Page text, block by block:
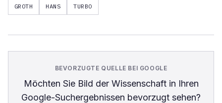
GROTH HANS TURBO
BEVORZUGTE QUELLE BEI GOOGLE
Möchten Sie Bild der Wissenschaftin Ihren
Google-Suchergebnissen bevorzugt sehen?